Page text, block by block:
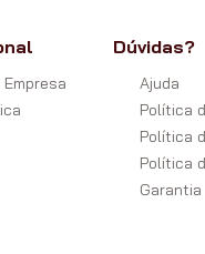
Dúvidas?
Ajuda
Política
Política
Política
Garantia